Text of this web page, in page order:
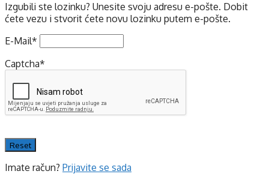
Izgubili ste lozinku? Unesite svoju adresu e-pošte. Dobit
ćete vezu i stvorit ćete novu lozinku putem e-pošte.
E-Mail*
Captcha*
Imate račun? Prijavite se sada